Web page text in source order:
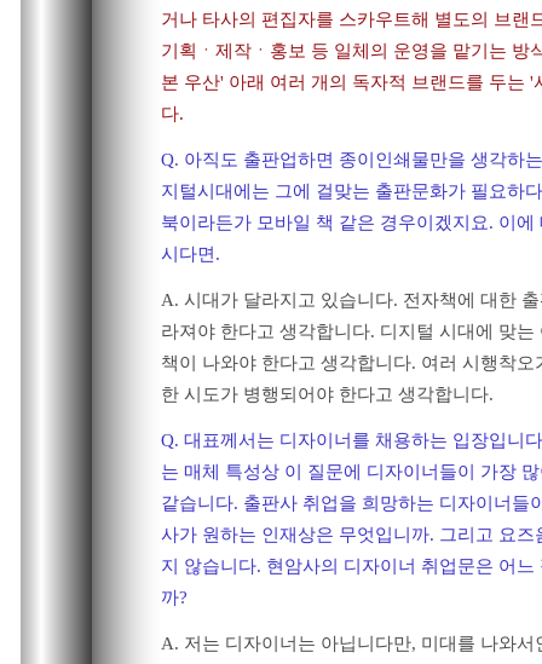
거나 타사의 편집자를 스카우트해 별도의 브랜
기획ㆍ제작ㆍ홍보 등 일체의 운영을 맡기는 방
본 우산' 아래 여러 개의 독자적 브랜드를 두는 '
다.
Q. 아직도 출판업하면 종이인쇄물만을 생각하
지털시대에는 그에 걸맞는 출판문화가 필요하
북이라든가 모바일 책 같은 경우이겠지요. 이에
시다면.
A. 시대가 달라지고 있습니다. 전자책에 대한
라져야 한다고 생각합니다. 디지털 시대에 맞는
책이 나와야 한다고 생각합니다. 여러 시행착오
한 시도가 병행되어야 한다고 생각합니다.
Q. 대표께서는 디자이너를 채용하는 입장입니
는 매체 특성상 이 질문에 디자이너들이 가장
같습니다. 출판사 취업을 희망하는 디자이너들
사가 원하는 인재상은 무엇입니까. 그리고 요즈
지 않습니다. 현암사의 디자이너 취업문은 어느
까?
A. 저는 디자이너는 아닙니다만, 미대를 나와서